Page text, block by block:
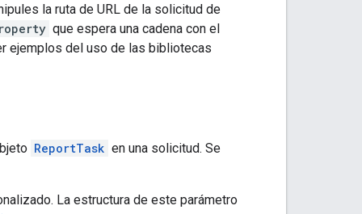
la ruta de URL de la solicitud de
que espera una cadena con el
ejemplos del uso de las bibliotecas
ReportTask en una solicitud. Se
La estructura de este parámetro